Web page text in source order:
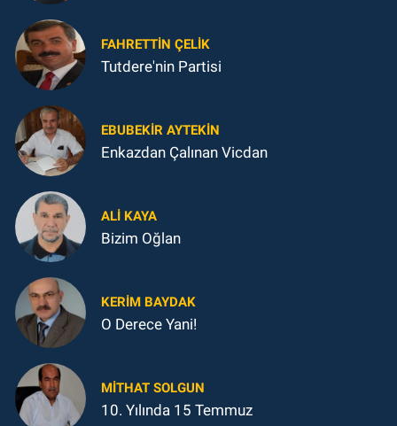
FAHRETTIN ÇELİK
Tutdere'nin Partisi
EBUBEKIR AYTEKIN
Enkazdan Çalınan Vicdan
ALI KAYA
Bizim Oğlan
KERIM BAYDAK
O Derece Yani!
MITHAT SOLGUN
10. Yılında 15 Temmuz